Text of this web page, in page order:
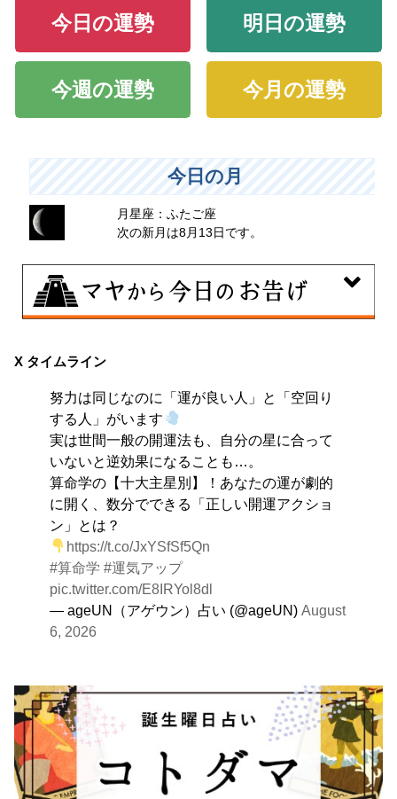
今日の運勢 明日の運勢
今週の運勢 今月の運勢
今日の月
月星座：ふたご座
次の新月は8月13日です。
興味のある分野で、熟練を志す日。なんとなくではな
す。
X タイムライン
努力は同じなのに「運が良い人」と「空回り
する人」がいます
実は世間一般の開運法も、自分の星に合って
いないと逆効果になることも…。
算命学の【十大主星別】！あなたの運が劇的
に開く、数分でできる「正しい開運アクショ
ン」とは？
https://t.co/JxYSfSf5Qn
#算命学 #運気アップ
pic.twitter.com/E8IRYol8dl
— ageUN（アゲウン）占い (@ageUN)August
6, 2026